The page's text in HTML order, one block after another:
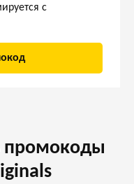
с
промокоды